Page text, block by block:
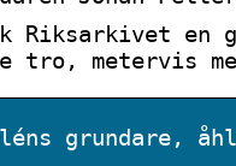
Riksarkivet en
tro, metervis
grundare,